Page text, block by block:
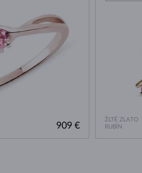
909 €
ŽLTÉ ZLATO
RUBÍN